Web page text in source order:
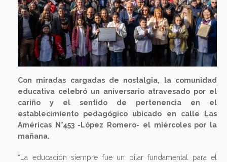
Previous Next
Con miradas cargadas de nostalgia, la comunidad
educativa celebró un aniversario atravesado por el
cariño y el sentido de pertenencia en el
establecimiento pedagógico ubicado en calle Las
Américas N°453 -López Romero- el miércoles por la
mañana.
“La educación siempre fue un pilar fundamental para el